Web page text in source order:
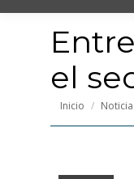
el
Estás aquí:
Inicio